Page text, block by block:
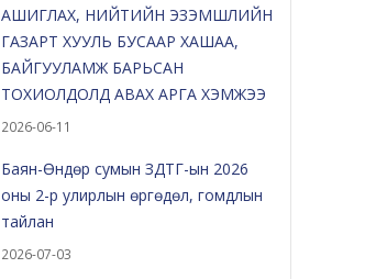
АШИГЛАХ, НИЙТИЙН ЭЗЭМШЛИЙН
ГАЗАРТ ХУУЛЬ БУСААР ХАШАА,
БАЙГУУЛАМЖ БАРЬСАН
ТОХИОЛДОЛД АВАХ АРГА ХЭМЖЭЭ
2026-06-11
Баян-Өндөр сумын ЗДТГ-ын 2026
оны 2-р улирлын өргөдөл, гомдлын
тайлан
2026-07-03